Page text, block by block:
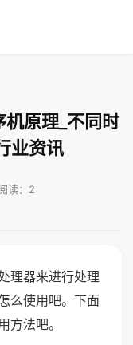
原理_不同时
业资讯
读：2
理器来进行处理
么使用吧。下面
方法吧。